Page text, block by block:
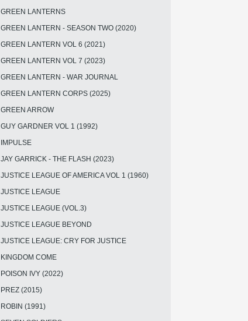
GREEN LANTERNS
GREEN LANTERN - SEASON TWO (2020)
GREEN LANTERN VOL 6 (2021)
GREEN LANTERN VOL 7 (2023)
GREEN LANTERN - WAR JOURNAL
GREEN LANTERN CORPS (2025)
GREEN ARROW
GUY GARDNER VOL 1 (1992)
IMPULSE
JAY GARRICK - THE FLASH (2023)
JUSTICE LEAGUE OF AMERICA VOL 1 (1960)
JUSTICE LEAGUE
JUSTICE LEAGUE (VOL.3)
JUSTICE LEAGUE BEYOND
JUSTICE LEAGUE: CRY FOR JUSTICE
KINGDOM COME
POISON IVY (2022)
PREZ (2015)
ROBIN (1991)